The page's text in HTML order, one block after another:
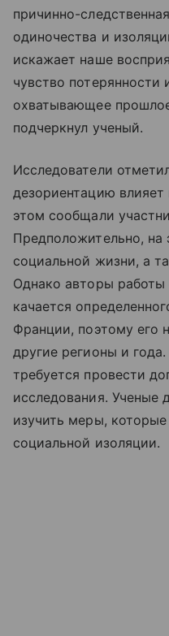
причинно-
одиночества и
искажает наше
чувство потерянности
охватывающее
подчеркнул ученый.
Исследователи
дезориентацию
этом сообщали
Предположительно, на
социальной жизни, а
Однако авторы работы
качается
Франции, поэтому его
другие регионы и
требуется провести
исследования. Ученые
изучить меры,
социальной изоляции.